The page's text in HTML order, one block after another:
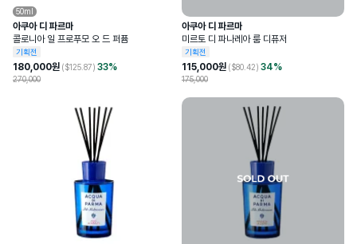
50ml
아쿠아 디 파르마
콜로니아 일 프로푸모 오 드 퍼퓸
기획전
180,000원 ($125.87) 33%
270,000
아쿠아 디 파르마
미르토 디 파나레아 룸 디퓨저
기획전
115,000원 ($80.42) 34%
175,000